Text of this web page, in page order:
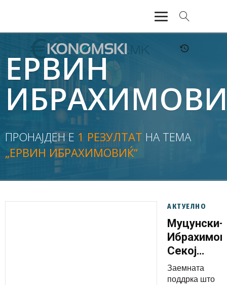
АКТУЕЛНО
ЕКОНОМИЈА
ФИНАНСИИ
БАНКАРСТВО
ЖИВОТ
МОЗАИК
ЕРВИН
ПРОНАЈДЕН Е 1 РЕЗУЛТАТ НА ТЕМА
„ЕРВИН ИБРАХИМОВИЌ“
АКТУЕЛНО
Муцунски-
Секој
успех на
една од
Заемната
поддрка што